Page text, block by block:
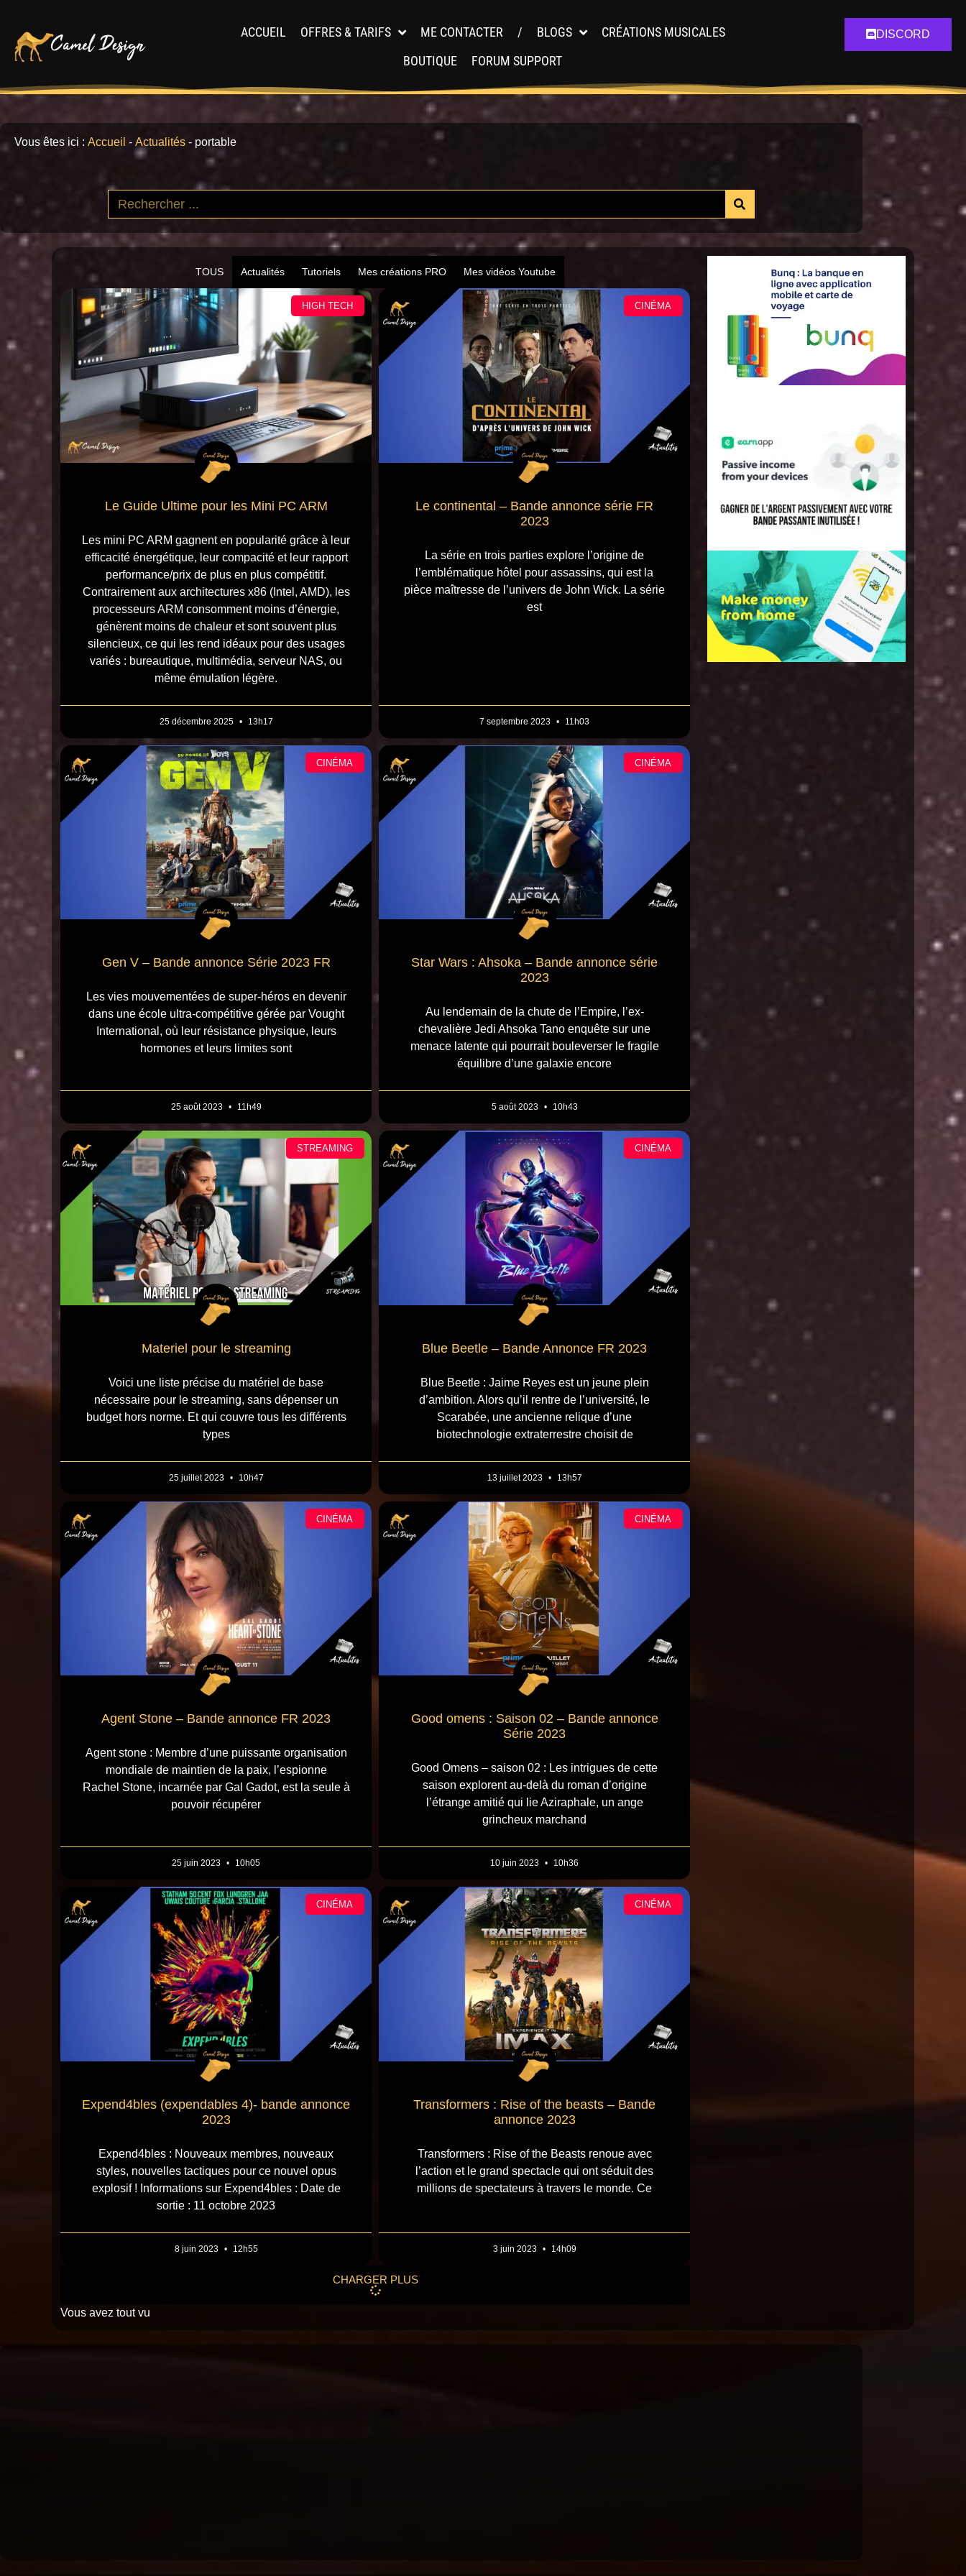
ACCUEIL OFFRES & TARIFS ME CONTACTER / BLOGS
CRÉATIONS MUSICALES
BOUTIQUE
FORUM SUPPORT
DISCORD
Vous êtes ici : Accueil - Actualités - portable
TOUS Actualités Tutoriels Mes créations PRO Mes vidéos Youtube
HIGH TECH
Le Guide Ultime pour les Mini PC ARM
Les mini PC ARM gagnent en popularité grâce à leur
efficacité énergétique, leur compacité et leur rapport
performance/prix de plus en plus compétitif.
Contrairement aux architectures x86 (Intel, AMD), les
processeurs ARM consomment moins d’énergie,
génèrent moins de chaleur et sont souvent plus
silencieux, ce qui les rend idéaux pour des usages
variés : bureautique, multimédia, serveur NAS, ou
même émulation légère.
25 décembre 2025 13h17
CINÉMA
Le continental – Bande annonce série FR
2023
La série en trois parties explore l’origine de
l’emblématique hôtel pour assassins, qui est la
pièce maîtresse de l’univers de John Wick. La série
est
7 septembre 2023 11h03
CINÉMA
Gen V – Bande annonce Série 2023 FR
Les vies mouvementées de super-héros en devenir
dans une école ultra-compétitive gérée par Vought
International, où leur résistance physique, leurs
hormones et leurs limites sont
25 août 2023 11h49
CINÉMA
Star Wars : Ahsoka – Bande annonce série
2023
Au lendemain de la chute de l’Empire, l’ex-
chevalière Jedi Ahsoka Tano enquête sur une
menace latente qui pourrait bouleverser le fragile
équilibre d’une galaxie encore
5 août 2023 10h43
STREAMING
Materiel pour le streaming
Voici une liste précise du matériel de base
nécessaire pour le streaming, sans dépenser un
budget hors norme. Et qui couvre tous les différents
types
25 juillet 2023 10h47
CINÉMA
Blue Beetle – Bande Annonce FR 2023
Blue Beetle : Jaime Reyes est un jeune plein
d’ambition. Alors qu’il rentre de l’université, le
Scarabée, une ancienne relique d’une
biotechnologie extraterrestre choisit de
13 juillet 2023 13h57
CINÉMA
Agent Stone – Bande annonce FR 2023
Agent stone : Membre d’une puissante organisation
mondiale de maintien de la paix, l’espionne
Rachel Stone, incarnée par Gal Gadot, est la seule à
pouvoir récupérer
25 juin 2023 10h05
CINÉMA
Good omens : Saison 02 – Bande annonce
Série 2023
Good Omens – saison 02 : Les intrigues de cette
saison explorent au-delà du roman d’origine
l’étrange amitié qui lie Aziraphale, un ange
grincheux marchand
10 juin 2023 10h36
CINÉMA
Expend4bles (expendables 4)- bande annonce
2023
Expend4bles : Nouveaux membres, nouveaux
styles, nouvelles tactiques pour ce nouvel opus
explosif ! Informations sur Expend4bles : Date de
sortie : 11 octobre 2023
8 juin 2023 12h55
CINÉMA
Transformers : Rise of the beasts – Bande
annonce 2023
Transformers : Rise of the Beasts renoue avec
l’action et le grand spectacle qui ont séduit des
millions de spectateurs à travers le monde. Ce
3 juin 2023 14h09
CHARGER PLUS
Vous avez tout vu